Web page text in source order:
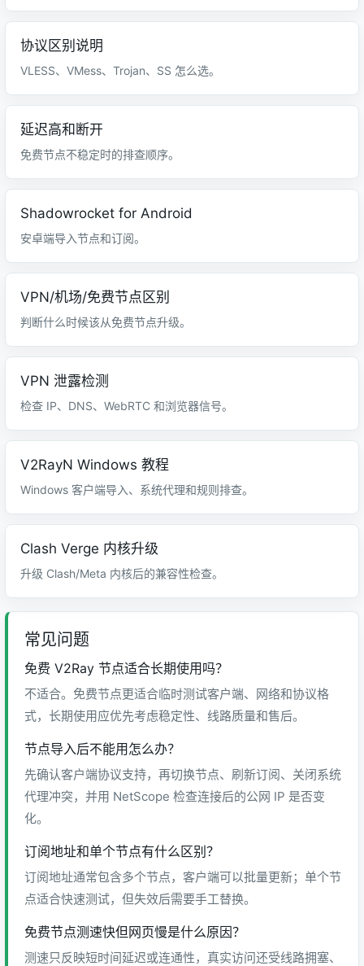
协议区别说明
VLESS、VMess、Trojan、SS 怎么选。
延迟高和断开
免费节点不稳定时的排查顺序。
Shadowrocket for Android
安卓端导入节点和订阅。
VPN/机场/免费节点区别
判断什么时候该从免费节点升级。
VPN 泄露检测
检查 IP、DNS、WebRTC 和浏览器信号。
V2RayN Windows 教程
Windows 客户端导入、系统代理和规则排查。
Clash Verge 内核升级
升级 Clash/Meta 内核后的兼容性检查。
常见问题
免费 V2Ray 节点适合长期使用吗？
不适合。免费节点更适合临时测试客户端、网络和协议格
式，长期使用应优先考虑稳定性、线路质量和售后。
节点导入后不能用怎么办？
先确认客户端协议支持，再切换节点、刷新订阅、关闭系统
代理冲突，并用 NetScope 检查连接后的公网 IP 是否变
化。
订阅地址和单个节点有什么区别？
订阅地址通常包含多个节点，客户端可以批量更新；单个节
点适合快速测试，但失效后需要手工替换。
免费节点测速快但网页慢是什么原因？
测速只反映短时间延迟或连通性，真实访问还受线路拥塞、